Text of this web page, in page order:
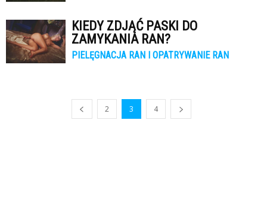
KIEDY ZDJĄĆ PASKI DO
ZAMYKANIA RAN?
PIELĘGNACJA RAN I OPATRYWANIE RAN
2 3 4